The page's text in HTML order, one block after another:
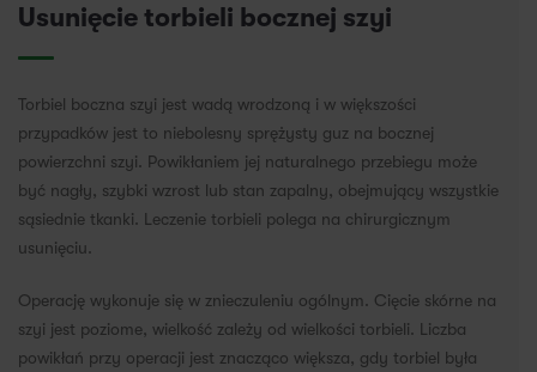
Usunięcie torbieli bocznej szyi
Torbiel boczna szyi jest wadą wrodzoną i w większości
przypadków jest to niebolesny sprężysty guz na bocznej
powierzchni szyi. Powikłaniem jej naturalnego przebiegu może
być nagły, szybki wzrost lub stan zapalny, obejmujący wszystkie
sąsiednie tkanki. Leczenie torbieli polega na chirurgicznym
usunięciu.
Operację wykonuje się w znieczuleniu ogólnym. Cięcie skórne na
szyi jest poziome, wielkość zależy od wielkości torbieli. Liczba
powikłań przy operacji jest znacząco większa, gdy torbiel była